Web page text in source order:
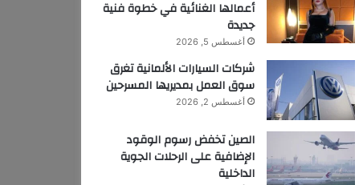
أعمالها الغنائية في خطوة فنية
جديدة
أغسطس 5, 2026
شركات السيارات الألمانية تغرق
سوق العمل بمديريها المسرحين
أغسطس 2, 2026
الصين تخفض رسوم الوقود
الإضافية على الرحلات الجوية
الداخلية